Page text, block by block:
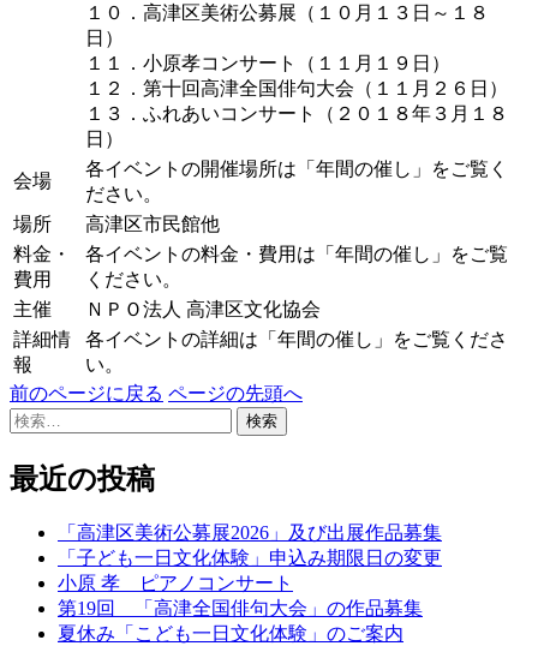
１０．高津区美術公募展（１０月１３日～１８
日）
１１．小原孝コンサート（１１月１９日）
１２．第十回高津全国俳句大会（１１月２６日）
１３．ふれあいコンサート（２０１８年３月１８
日）
会場
各イベントの開催場所は「年間の催し」をご覧く
ださい。
場所
高津区市民館他
料金・
費用
各イベントの料金・費用は「年間の催し」をご覧
ください。
主催
ＮＰＯ法人 高津区文化協会
詳細情
報
各イベントの詳細は「年間の催し」をご覧くださ
い。
前のページに戻る ページの先頭へ
検
最近の投稿
「高津区美術公募展2026」及び出展作品募集
「子ども一日文化体験」申込み期限日の変更
小原 孝 ピアノコンサート
第19回 「高津全国俳句大会」の作品募集
夏休み「こども一日文化体験」のご案内